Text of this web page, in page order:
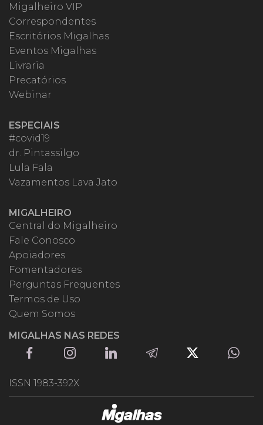
Migalheiro VIP
Correspondentes
Escritórios Migalhas
Eventos Migalhas
Livraria
Precatórios
Webinar
ESPECIAIS
#covid19
dr. Pintassilgo
Lula Fala
Vazamentos Lava Jato
MIGALHEIRO
Central do Migalheiro
Fale Conosco
Apoiadores
Fomentadores
Perguntas Frequentes
Termos de Uso
Quem Somos
MIGALHAS NAS REDES
ISSN 1983-392X